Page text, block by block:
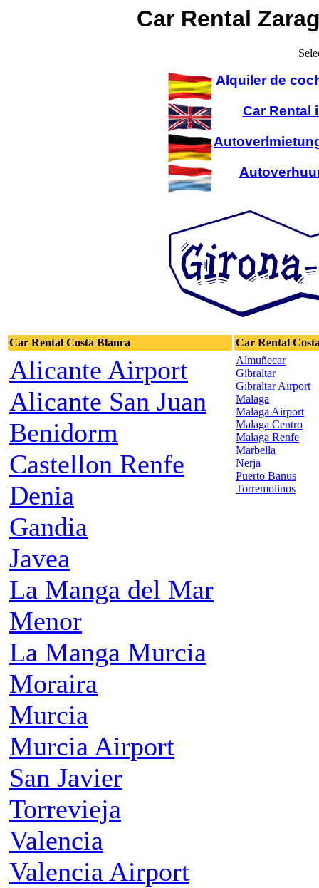
Car Rental
Alquiler de
Car Rental
Car Rental Costa Blanca Car Rental
Alicante Airport
Alicante San Juan
Benidorm
Castellon Renfe
Denia
Gandia
Javea
La Manga del Mar
Menor
La Manga Murcia
Moraira
Murcia
Murcia Airport
San Javier
Torrevieja
Valencia
Valencia Airport
Almuñecar
Gibraltar
Gibraltar Airport
Malaga
Malaga Airport
Malaga Centro
Malaga Renfe
Marbella
Nerja
Puerto Banus
Torremolinos